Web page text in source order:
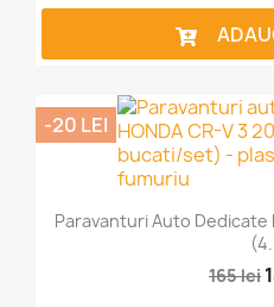
Paravanturi Auto Dedicate
165 lei
-20 LEI